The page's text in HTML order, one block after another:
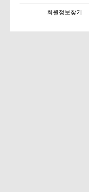
회원정보찾기